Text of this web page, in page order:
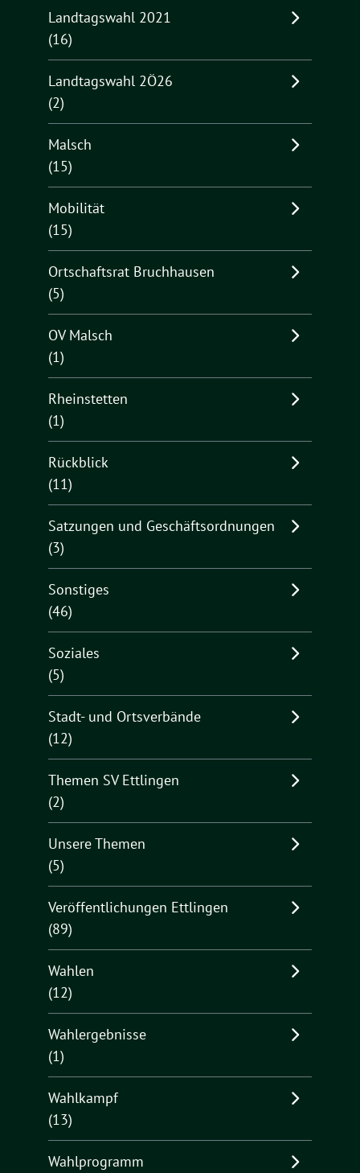
Landtagswahl 2021
(16)
Landtagswahl 2Ö26
(2)
Malsch
(15)
Mobilität
(15)
Ortschaftsrat Bruchhausen
(5)
OV Malsch
(1)
Rheinstetten
(1)
Rückblick
(11)
Satzungen und Geschäftsordnungen
(3)
Sonstiges
(46)
Soziales
(5)
Stadt- und Ortsverbände
(12)
Themen SV Ettlingen
(2)
Unsere Themen
(5)
Veröffentlichungen Ettlingen
(89)
Wahlen
(12)
Wahlergebnisse
(1)
Wahlkampf
(13)
Wahlprogramm